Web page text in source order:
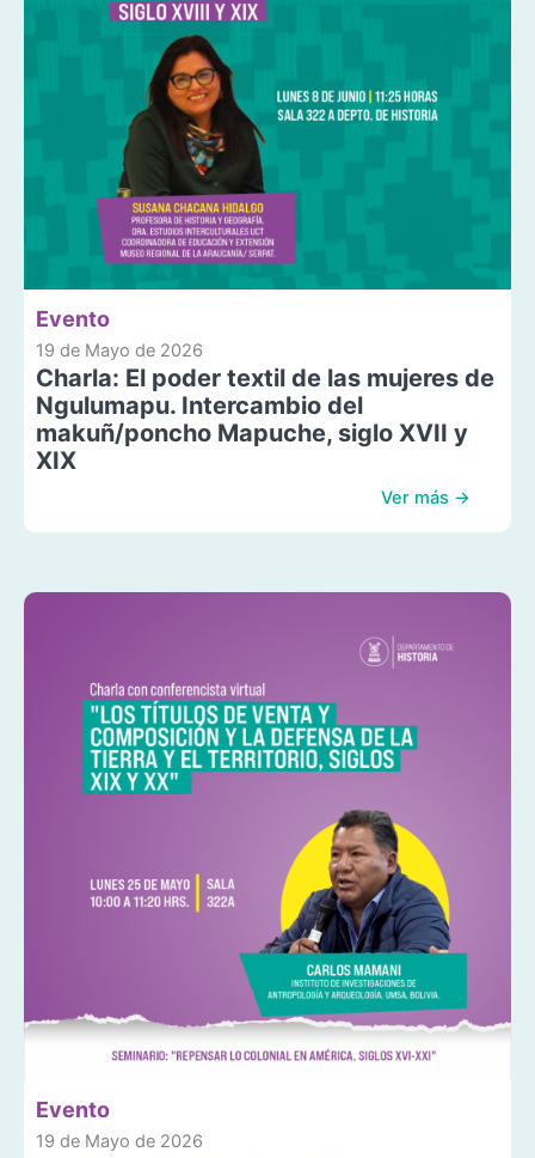
Evento
19 de Mayo de 2026
Charla: El poder textil de las mujeres de
Ngulumapu. Intercambio del
makuñ/poncho Mapuche, siglo XVII y
XIX
Ver más →
Evento
19 de Mayo de 2026